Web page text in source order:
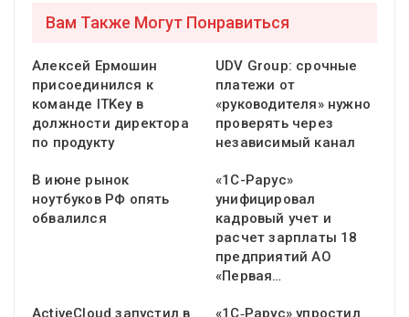
Вам Также Могут Понравиться
Алексей Ермошин
присоединился к
команде ITKey в
должности директора
по продукту
UDV Group: срочные
платежи от
«руководителя» нужно
проверять через
независимый канал
В июне рынок
ноутбуков РФ опять
обвалился
«1С-Рарус»
унифицировал
кадровый учет и
расчет зарплаты 18
предприятий АО
«Первая…
ActiveCloud запустил в «1С‑Рарус» упростил